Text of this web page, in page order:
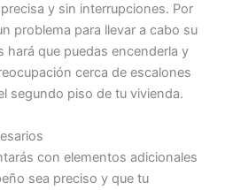
y sin interrupciones. Por
problema para llevar a cabo su
hará que puedas encenderla y
cerca de escalones
segundo piso de tu vivienda.
con elementos adicionales
sea preciso y que tu